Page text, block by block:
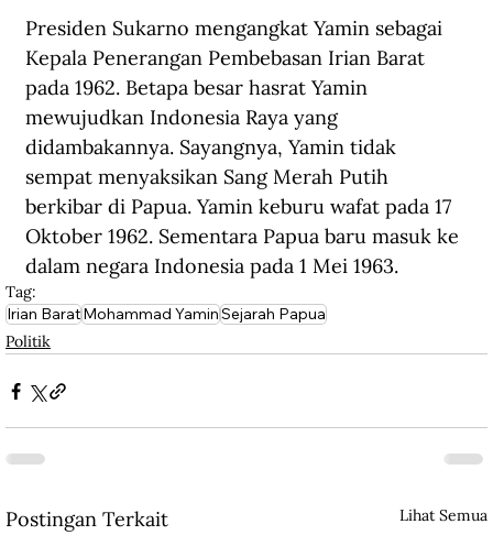
Presiden Sukarno mengangkat Yamin sebagai
Kepala Penerangan Pembebasan Irian Barat
pada 1962. Betapa besar hasrat Yamin
mewujudkan Indonesia Raya yang
didambakannya. Sayangnya, Yamin tidak
sempat menyaksikan Sang Merah Putih
berkibar di Papua. Yamin keburu wafat pada 17
Oktober 1962. Sementara Papua baru masuk ke
dalam negara Indonesia pada 1 Mei 1963.
Tag:
Irian BaratMohammad YaminSejarah Papua
Politik
Postingan Terkait Lihat Semua